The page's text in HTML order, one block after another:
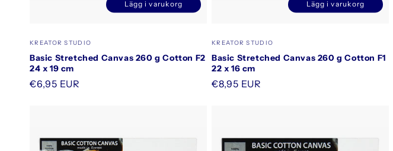
:
Säljare:
KREATOR STUDIO
Basic Stretched Canvas 260 g Cotton F2
24 x 19 cm
Ordinarie
€6,95 EUR
Minska
Title
Öka
Title
Lägg i varukorg
Säljare:
KREATOR STUDIO
Basic Stretched Canvas 260 g Cotton F1
22 x 16 cm
Ordinarie
€8,95 EUR
Minska
Title
Öka
Title
Lägg i varukorg